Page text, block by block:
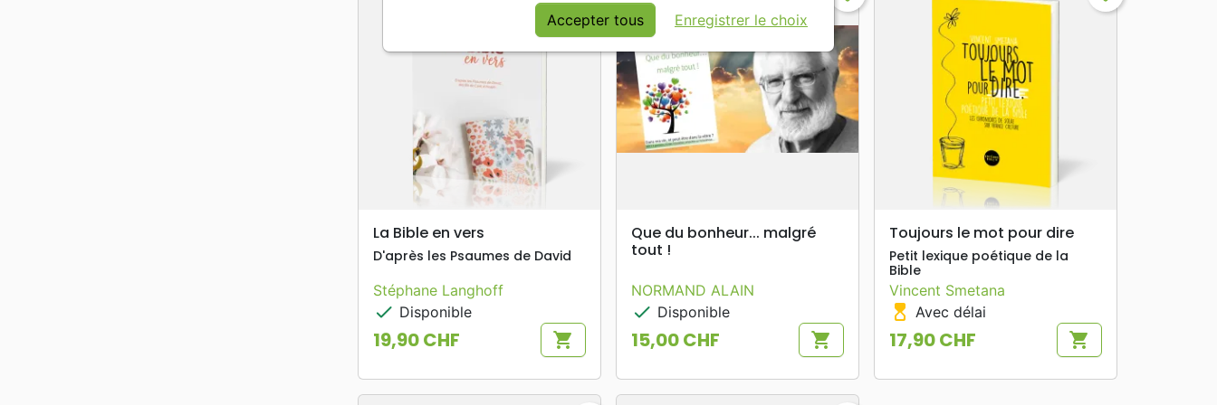
search
La Bible en vers
D'après les Psaumes de David
Stéphane Langhoff
check Disponible
Prix
19,90 CHF shopping_cart
searchAPERÇU RAPIDE
Que du bonheur... malgré
tout !
NORMAND ALAIN
check Disponible
Prix
15,00 CHF shopping_cart
search APERÇU RAPIDE
Toujours le mot pour dire
Petit lexique poétique de la
Bible
Vincent Smetana
hourglass_top Avec délai
Prix
17,90 CHF shopping_cart
Accepter tous Enregistrer le choix